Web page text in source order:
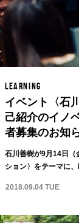
LEARNING
イベント〈石
己紹介のイノ
者募集のお知
石川善樹が9月14日（
ション〉をテーマに
2018.09.04 TUE